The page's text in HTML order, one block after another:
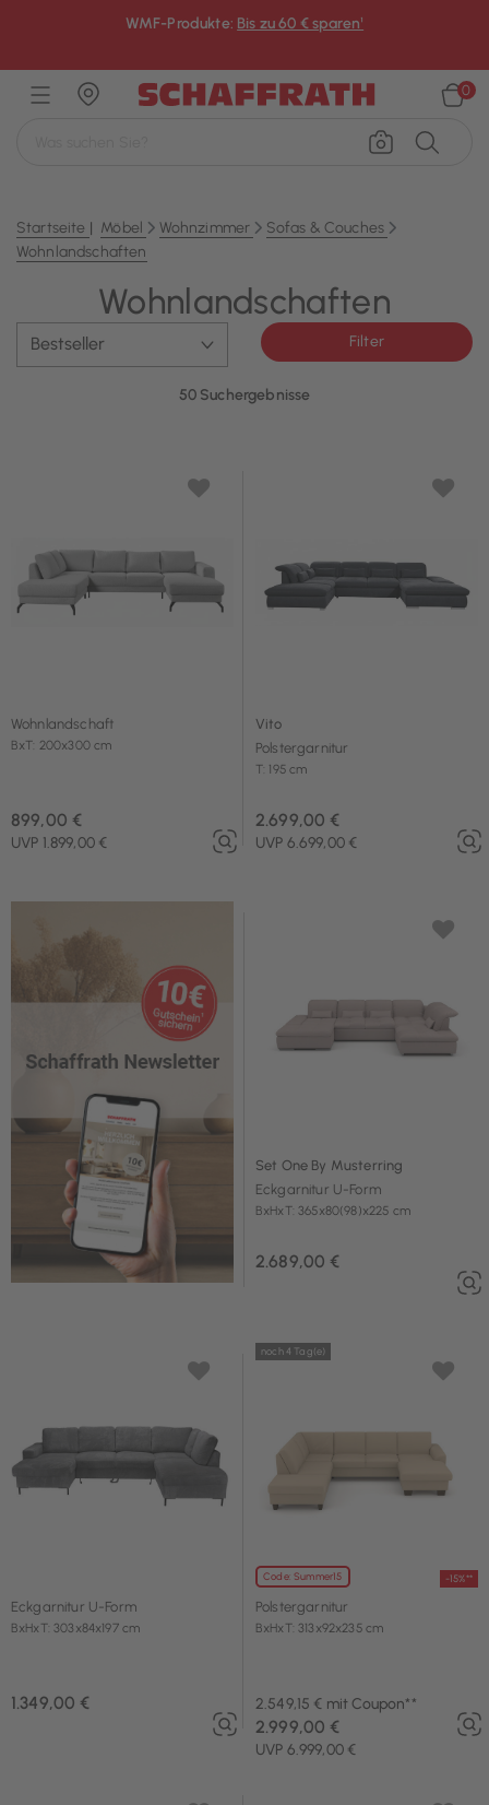
WMF-Produkte: Bis zu 60 € sparen¹
0
Startseite Möbel Wohnzimmer
Sofas & Couches
Wohnlandschaften
Wohnlandschaften
Filter
50 Suchergebnisse
Wohnlandschaft
BxT: 200x300 cm
899,00 €
UVP 1.899,00 €
Vito
Polstergarnitur
T: 195 cm
2.699,00 €
UVP 6.699,00 €
Set One By Musterring
Eckgarnitur U-Form
BxHxT: 365x80(98)x225 cm
2.689,00 €
Eckgarnitur U-Form
BxHxT: 303x84x197 cm
1.349,00 €
Code: Summer15 -15%**
noch 4 Tag(e)
Polstergarnitur
BxHxT: 313x92x235 cm
2.549,15 € mit Coupon**
UVP 6.999,00 €
2.999,00 €